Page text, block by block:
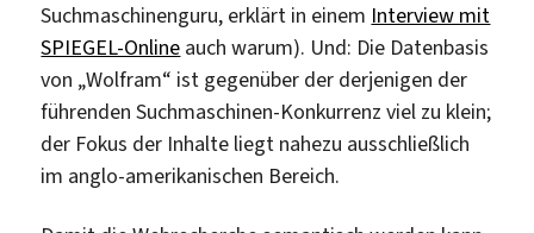
Suchmaschinenguru, erklärt in einem Interview mit
SPIEGEL-Online auch warum). Und: Die Datenbasis
von „Wolfram“ ist gegenüber der derjenigen der
führenden Suchmaschinen-Konkurrenz viel zu klein;
der Fokus der Inhalte liegt nahezu ausschließlich
im anglo-amerikanischen Bereich.